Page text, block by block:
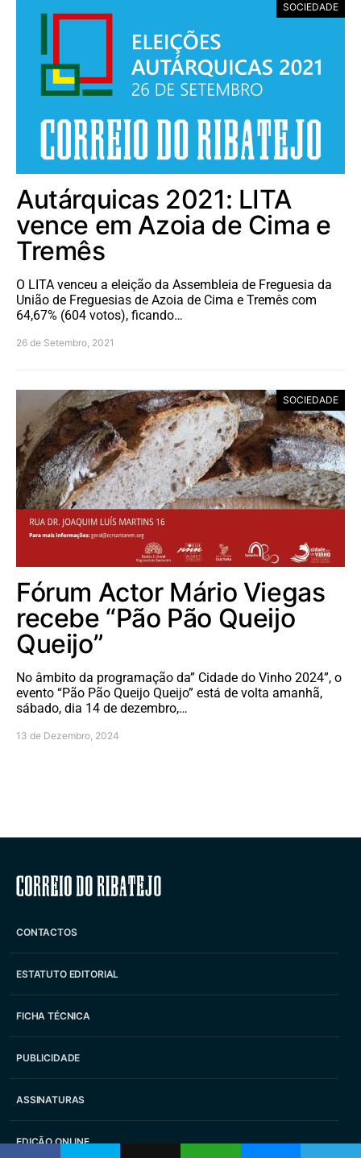
SOCIEDADE
Autárquicas 2021: LITA
vence em Azoia de Cima e
Tremês
O LITA venceu a eleição da Assembleia de Freguesia da
União de Freguesias de Azoia de Cima e Tremês com
64,67% (604 votos), ficando…
26 de Setembro, 2021
SOCIEDADE
Fórum Actor Mário Viegas
recebe “Pão Pão Queijo
Queijo”
No âmbito da programação da” Cidade do Vinho 2024”, o
evento “Pão Pão Queijo Queijo” está de volta amanhã,
sábado, dia 14 de dezembro,…
13 de Dezembro, 2024
Correio do Ribatejo
CONTACTOS
ESTATUTO EDITORIAL
FICHA TÉCNICA
PUBLICIDADE
ASSINATURAS
EDIÇÃO ONLINE